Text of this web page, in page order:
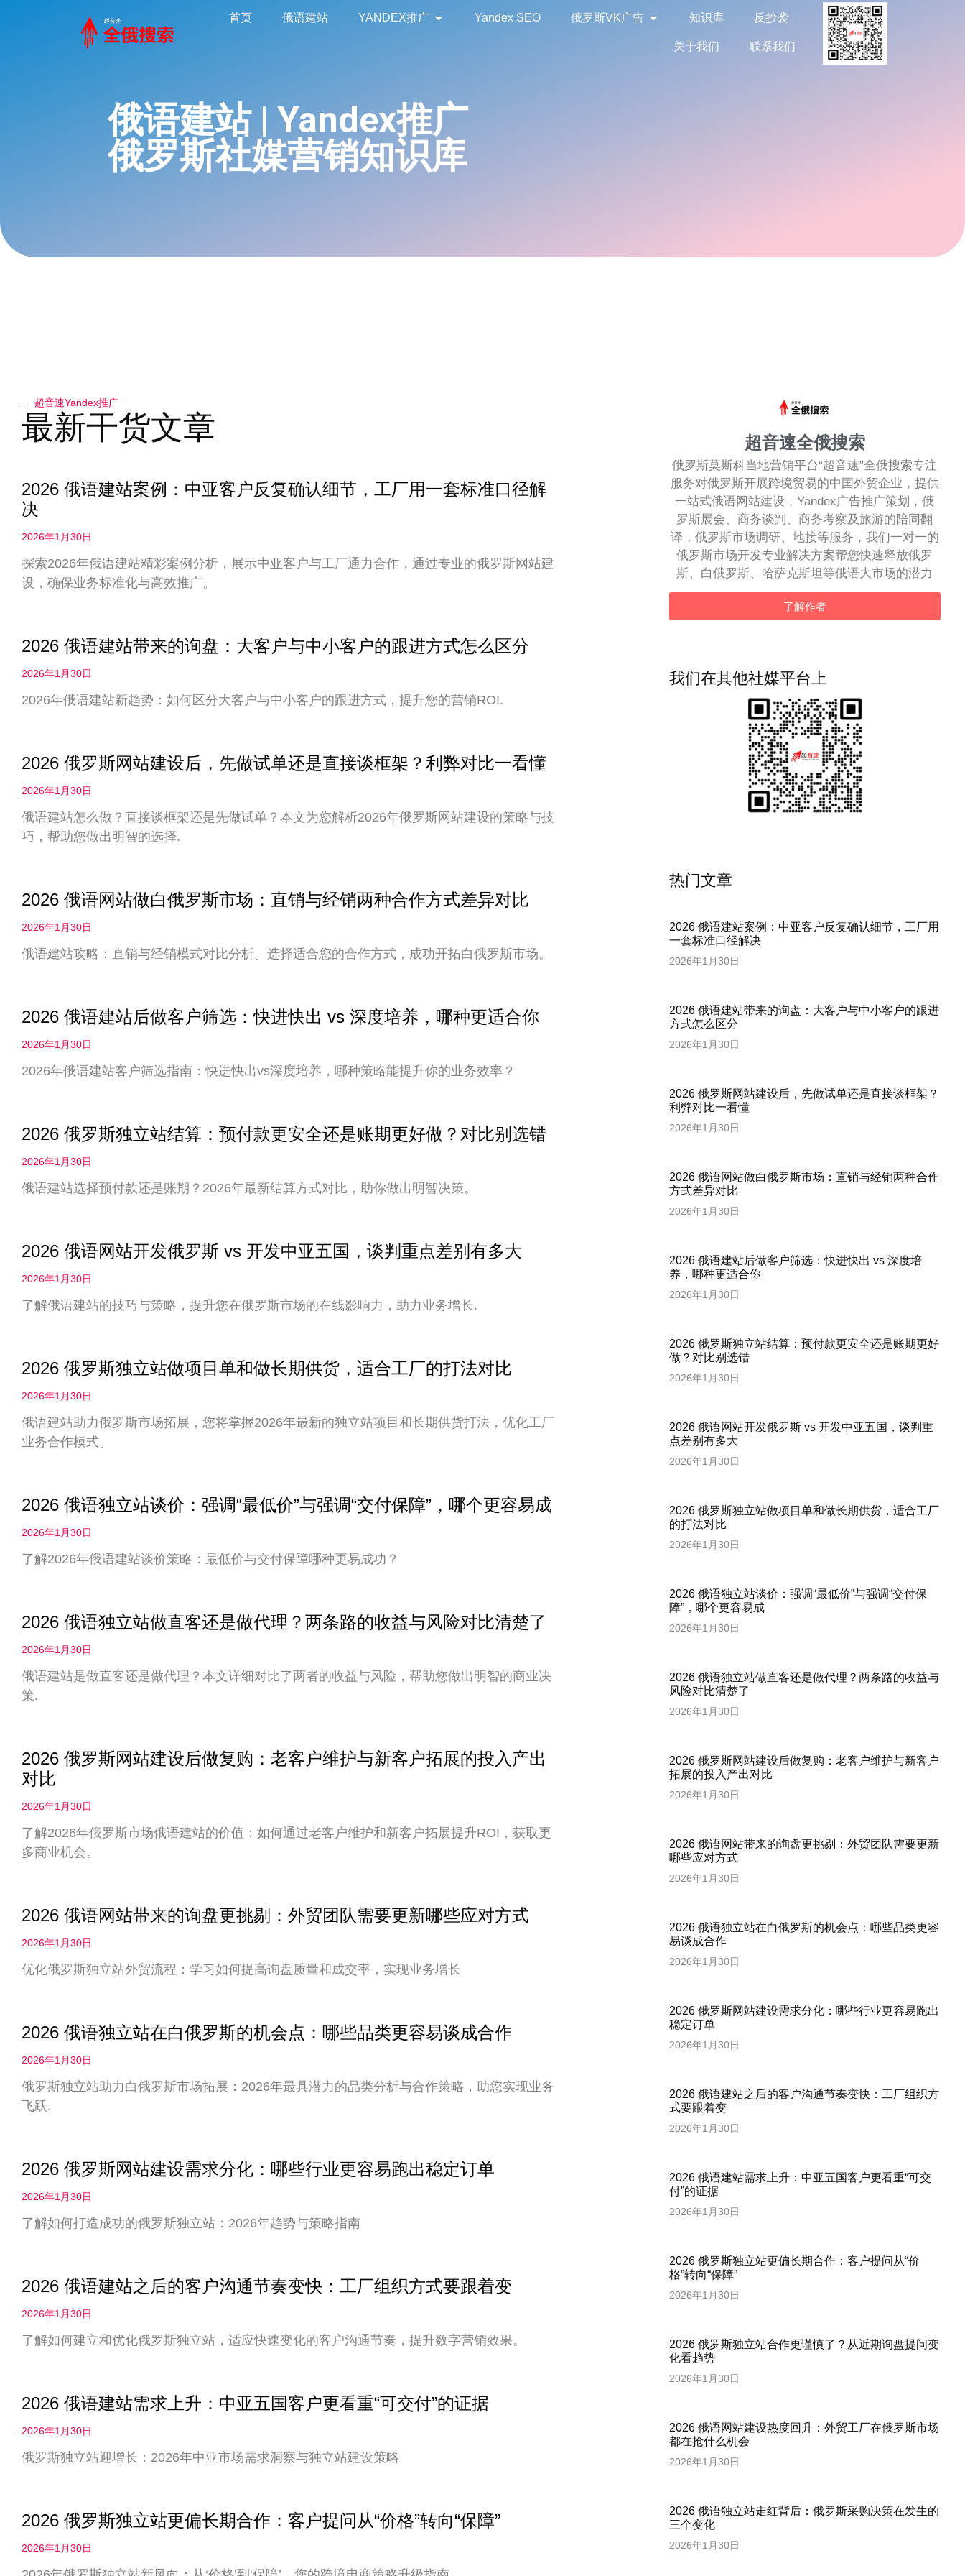
首页 俄语建站 YANDEX推广 Yandex SEO 俄罗斯VK广告 知识库 反抄袭
关于我们 联系我们
俄语建站 | Yandex推广
俄罗斯社媒营销知识库
超音速Yandex推广​
最新干货文章
2026 俄语建站案例：中亚客户反复确认细节，工厂用一套标准口径解
决
2026年1月30日
探索2026年俄语建站精彩案例分析，展示中亚客户与工厂通力合作，通过专业的俄罗斯网站建
设，确保业务标准化与高效推广。
2026 俄语建站带来的询盘：大客户与中小客户的跟进方式怎么区分
2026年1月30日
2026年俄语建站新趋势：如何区分大客户与中小客户的跟进方式，提升您的营销ROI.
2026 俄罗斯网站建设后，先做试单还是直接谈框架？利弊对比一看懂
2026年1月30日
俄语建站怎么做？直接谈框架还是先做试单？本文为您解析2026年俄罗斯网站建设的策略与技
巧，帮助您做出明智的选择.
2026 俄语网站做白俄罗斯市场：直销与经销两种合作方式差异对比
2026年1月30日
俄语建站攻略：直销与经销模式对比分析。选择适合您的合作方式，成功开拓白俄罗斯市场。
2026 俄语建站后做客户筛选：快进快出 vs 深度培养，哪种更适合你
2026年1月30日
2026年俄语建站客户筛选指南：快进快出vs深度培养，哪种策略能提升你的业务效率？
2026 俄罗斯独立站结算：预付款更安全还是账期更好做？对比别选错
2026年1月30日
俄语建站选择预付款还是账期？2026年最新结算方式对比，助你做出明智决策。
2026 俄语网站开发俄罗斯 vs 开发中亚五国，谈判重点差别有多大
2026年1月30日
了解俄语建站的技巧与策略，提升您在俄罗斯市场的在线影响力，助力业务增长.
2026 俄罗斯独立站做项目单和做长期供货，适合工厂的打法对比
2026年1月30日
俄语建站助力俄罗斯市场拓展，您将掌握2026年最新的独立站项目和长期供货打法，优化工厂
业务合作模式。
2026 俄语独立站谈价：强调“最低价”与强调“交付保障”，哪个更容易成
2026年1月30日
了解2026年俄语建站谈价策略：最低价与交付保障哪种更易成功？
2026 俄语独立站做直客还是做代理？两条路的收益与风险对比清楚了
2026年1月30日
俄语建站是做直客还是做代理？本文详细对比了两者的收益与风险，帮助您做出明智的商业决
策.
2026 俄罗斯网站建设后做复购：老客户维护与新客户拓展的投入产出
对比
2026年1月30日
了解2026年俄罗斯市场俄语建站的价值：如何通过老客户维护和新客户拓展提升ROI，获取更
多商业机会。
2026 俄语网站带来的询盘更挑剔：外贸团队需要更新哪些应对方式
2026年1月30日
优化俄罗斯独立站外贸流程：学习如何提高询盘质量和成交率，实现业务增长
2026 俄语独立站在白俄罗斯的机会点：哪些品类更容易谈成合作
2026年1月30日
俄罗斯独立站助力白俄罗斯市场拓展：2026年最具潜力的品类分析与合作策略，助您实现业务
飞跃.
2026 俄罗斯网站建设需求分化：哪些行业更容易跑出稳定订单
2026年1月30日
了解如何打造成功的俄罗斯独立站：2026年趋势与策略指南
2026 俄语建站之后的客户沟通节奏变快：工厂组织方式要跟着变
2026年1月30日
了解如何建立和优化俄罗斯独立站，适应快速变化的客户沟通节奏，提升数字营销效果。
2026 俄语建站需求上升：中亚五国客户更看重“可交付”的证据
2026年1月30日
俄罗斯独立站迎增长：2026年中亚市场需求洞察与独立站建设策略
2026 俄罗斯独立站更偏长期合作：客户提问从“价格”转向“保障”
2026年1月30日
超音速全俄搜索
俄罗斯莫斯科当地营销平台“超音速”全俄搜索专注
服务对俄罗斯开展跨境贸易的中国外贸企业，提供
一站式俄语网站建设，Yandex广告推广策划，俄
罗斯展会、商务谈判、商务考察及旅游的陪同翻
译，俄罗斯市场调研、地接等服务，我们一对一的
俄罗斯市场开发专业解决方案帮您快速释放俄罗
斯、白俄罗斯、哈萨克斯坦等俄语大市场的潜力
了解作者
我们在其他社媒平台上
热门文章
2026 俄语建站案例：中亚客户反复确认细节，工厂用
一套标准口径解决
2026年1月30日
2026 俄语建站带来的询盘：大客户与中小客户的跟进
方式怎么区分
2026年1月30日
2026 俄罗斯网站建设后，先做试单还是直接谈框架？
利弊对比一看懂
2026年1月30日
2026 俄语网站做白俄罗斯市场：直销与经销两种合作
方式差异对比
2026年1月30日
2026 俄语建站后做客户筛选：快进快出 vs 深度培
养，哪种更适合你
2026年1月30日
2026 俄罗斯独立站结算：预付款更安全还是账期更好
做？对比别选错
2026年1月30日
2026 俄语网站开发俄罗斯 vs 开发中亚五国，谈判重
点差别有多大
2026年1月30日
2026 俄罗斯独立站做项目单和做长期供货，适合工厂
的打法对比
2026年1月30日
2026 俄语独立站谈价：强调“最低价”与强调“交付保
障”，哪个更容易成
2026年1月30日
2026 俄语独立站做直客还是做代理？两条路的收益与
风险对比清楚了
2026年1月30日
2026 俄罗斯网站建设后做复购：老客户维护与新客户
拓展的投入产出对比
2026年1月30日
2026 俄语网站带来的询盘更挑剔：外贸团队需要更新
哪些应对方式
2026年1月30日
2026 俄语独立站在白俄罗斯的机会点：哪些品类更容
易谈成合作
2026年1月30日
2026 俄罗斯网站建设需求分化：哪些行业更容易跑出
稳定订单
2026年1月30日
2026 俄语建站之后的客户沟通节奏变快：工厂组织方
式要跟着变
2026年1月30日
2026 俄语建站需求上升：中亚五国客户更看重“可交
付”的证据
2026年1月30日
2026 俄罗斯独立站更偏长期合作：客户提问从“价
格”转向“保障”
2026年1月30日
2026 俄罗斯独立站合作更谨慎了？从近期询盘提问变
化看趋势
2026年1月30日
2026 俄语网站建设热度回升：外贸工厂在俄罗斯市场
都在抢什么机会
2026年1月30日
2026 俄语独立站走红背后：俄罗斯采购决策在发生的
三个变化
2026年1月30日